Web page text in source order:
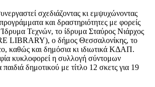
σχεδιάζοντας κι εμψυχώνοντας
και δραστηριότητες με φορείς
Τεχνών, το ίδρυμα Σταύρος Νιάρχος
LIBRARY), ο δήμος Θεσσαλονίκης, το
καθώς και δημόσια κι ιδιωτικά ΚΔΑΠ.
κυκλοφορεί η συλλογή σύντομων
δημοτικού με τίτλο 12 σκετς για 19